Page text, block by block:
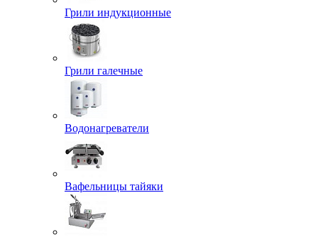
Грили индукционные
Грили галечные
Водонагреватели
Вафельницы тайяки